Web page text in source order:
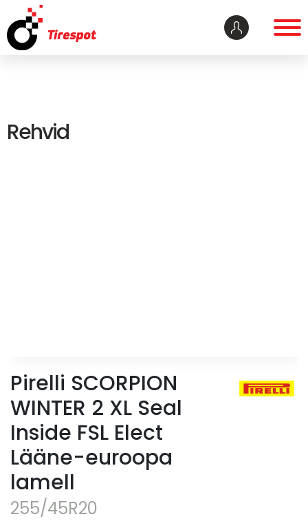
Rehvid
255/45R20
Pirelli SCORPION
WINTER 2 XL Seal
Inside FSL Elect
Lääne-euroopa
lamell